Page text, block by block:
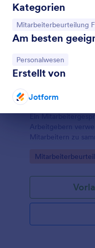
Kategorien
Zur Kategorie:
Mitarbeiterbeurteilung
Am besten
Zur Kategorie:
Personalwesen
Erstellt von
Jotform
Ein
Arbeitgebern
Mitarbeitern zu
Go to Category: